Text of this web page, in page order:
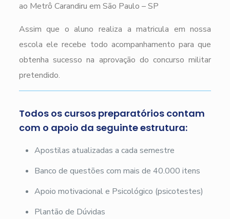
ao Metrô Carandiru em São Paulo – SP
Assim que o aluno realiza a matricula em nossa
escola ele recebe todo acompanhamento para que
obtenha sucesso na aprovação do concurso militar
pretendido.
Todos os cursos preparatórios contam
com o apoio da seguinte estrutura:
Apostilas atualizadas a cada semestre
Banco de questões com mais de 40.000 itens
Apoio motivacional e Psicológico (psicotestes)
Plantão de Dúvidas